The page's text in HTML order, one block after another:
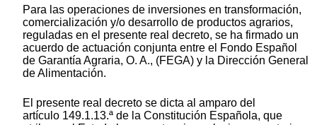
Para las operaciones de inversiones en transformación,
comercialización y/o desarrollo de productos agrarios,
reguladas en el presente real decreto, se ha firmado un
acuerdo de actuación conjunta entre el Fondo Español
de Garantía Agraria, O. A., (FEGA) y la Dirección General
de Alimentación.
El presente real decreto se dicta al amparo del
artículo 149.1.13.ª de la Constitución Española, que